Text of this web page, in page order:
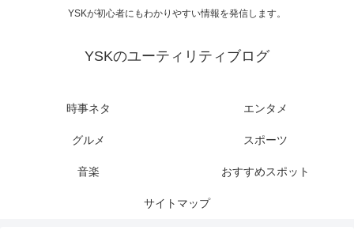
YSKが初心者にもわかりやすい情報を発信します。
YSKのユーティリティブログ
時事ネタ エンタメ
グルメ スポーツ
音楽 おすすめスポット
サイトマップ